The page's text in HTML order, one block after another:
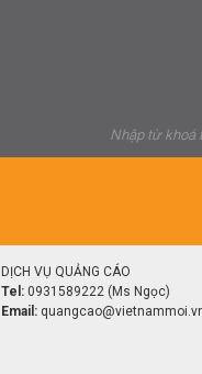
DỊCH VỤ QUẢNG CÁO
Tel: 0931589222 (Ms Ngọc)
Email: